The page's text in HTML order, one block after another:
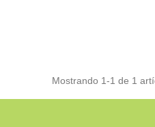
Mostrando 1-1 de 1